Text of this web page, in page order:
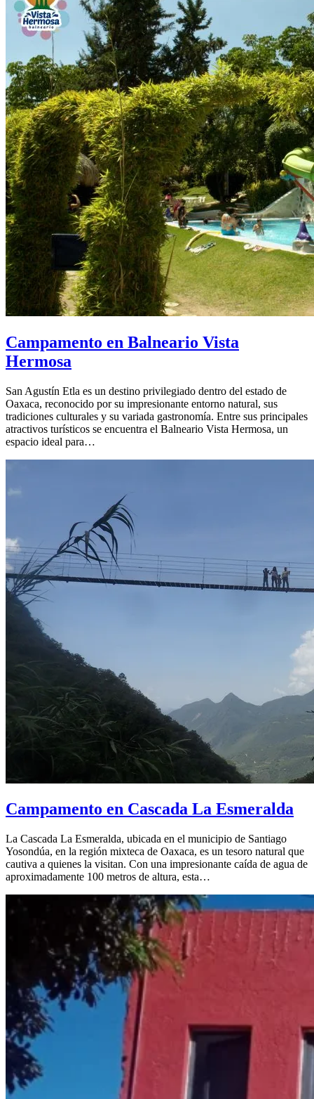
Campamento en Balneario Vista
Hermosa
San Agustín Etla es un destino privilegiado dentro del estado de
Oaxaca, reconocido por su impresionante entorno natural, sus
tradiciones culturales y su variada gastronomía. Entre sus principales
atractivos turísticos se encuentra el Balneario Vista Hermosa, un
espacio ideal para…
Campamento en Cascada La Esmeralda
La Cascada La Esmeralda, ubicada en el municipio de Santiago
Yosondúa, en la región mixteca de Oaxaca, es un tesoro natural que
cautiva a quienes la visitan. Con una impresionante caída de agua de
aproximadamente 100 metros de altura, esta…